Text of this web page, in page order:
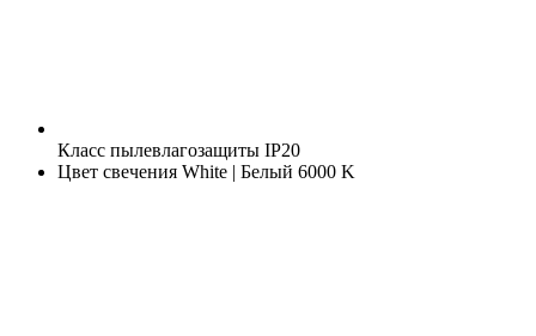
Класс пылевлагозащиты IP20
Цвет свечения White | Белый 6000 K